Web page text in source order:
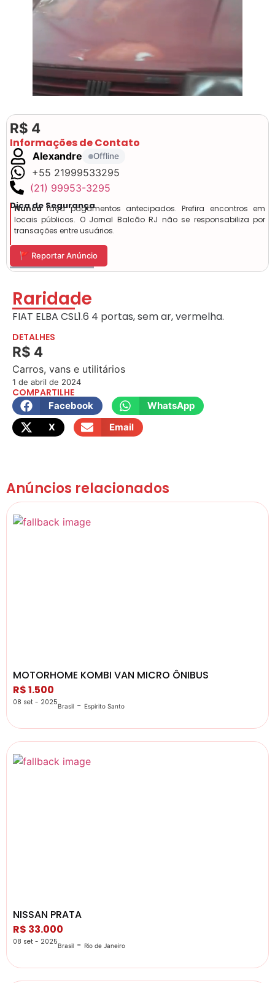
R$ 4
Informações de Contato
Alexandre Offline
+55 21999533295
(21) 99953-3295
Dica de Segurança
Nuncafaça pagamentos antecipados. Prefira encontros em
locais públicos. O Jornal Balcão RJ não se responsabiliza por
transações entre usuários.
🚩 Reportar Anúncio
Raridade
FIAT ELBA CSL1.6 4 portas, sem ar, vermelha.
DETALHES
R$ 4
Carros, vans e utilitários
1 de abril de 2024
COMPARTILHE
Facebook
WhatsApp
X
Email
Anúncios relacionados
MOTORHOME KOMBI VAN MICRO ÔNIBUS
R$ 1.500
08 set - 2025Brasil - Espirito Santo
NISSAN PRATA
R$ 33.000
08 set - 2025Brasil - Rio de Janeiro